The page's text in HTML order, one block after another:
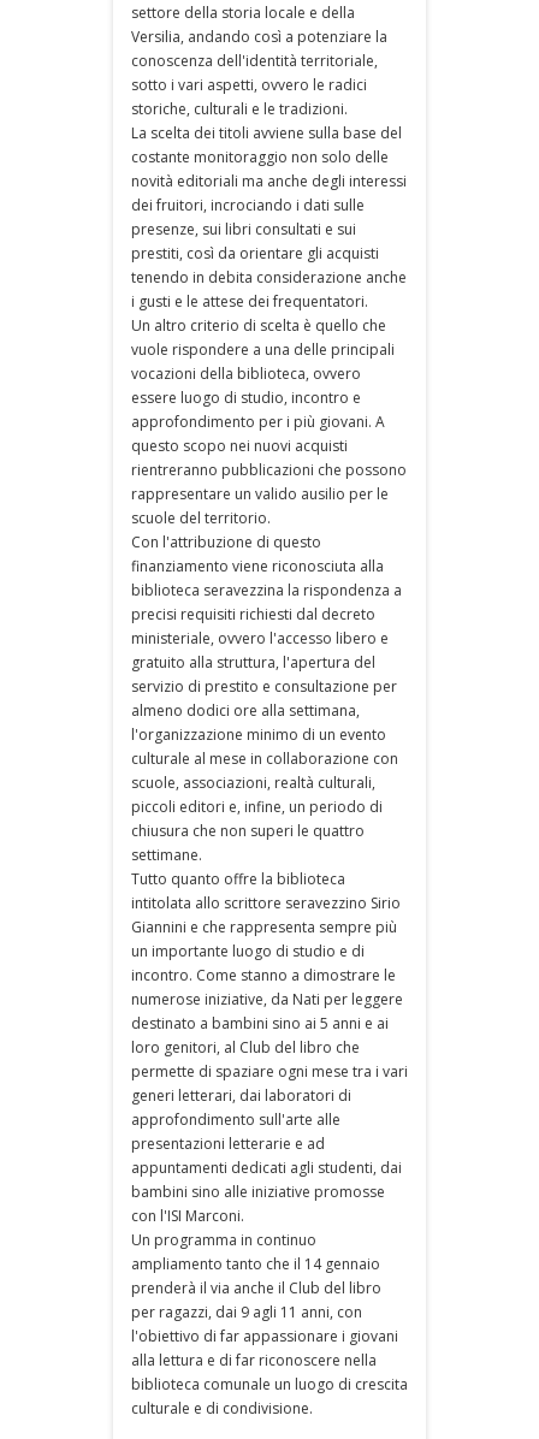
settore della storia locale e della
Versilia, andando così a potenziare la
conoscenza dell'identità territoriale,
sotto i vari aspetti, ovvero le radici
storiche, culturali e le tradizioni.
La scelta dei titoli avviene sulla base del
costante monitoraggio non solo delle
novità editoriali ma anche degli interessi
dei fruitori, incrociando i dati sulle
presenze, sui libri consultati e sui
prestiti, così da orientare gli acquisti
tenendo in debita considerazione anche
i gusti e le attese dei frequentatori.
Un altro criterio di scelta è quello che
vuole rispondere a una delle principali
vocazioni della biblioteca, ovvero
essere luogo di studio, incontro e
approfondimento per i più giovani. A
questo scopo nei nuovi acquisti
rientreranno pubblicazioni che possono
rappresentare un valido ausilio per le
scuole del territorio.
Con l'attribuzione di questo
finanziamento viene riconosciuta alla
biblioteca seravezzina la rispondenza a
precisi requisiti richiesti dal decreto
ministeriale, ovvero l'accesso libero e
gratuito alla struttura, l'apertura del
servizio di prestito e consultazione per
almeno dodici ore alla settimana,
l'organizzazione minimo di un evento
culturale al mese in collaborazione con
scuole, associazioni, realtà culturali,
piccoli editori e, infine, un periodo di
chiusura che non superi le quattro
settimane.
Tutto quanto offre la biblioteca
intitolata allo scrittore seravezzino Sirio
Giannini e che rappresenta sempre più
un importante luogo di studio e di
incontro. Come stanno a dimostrare le
numerose iniziative, da Nati per leggere
destinato a bambini sino ai 5 anni e ai
loro genitori, al Club del libro che
permette di spaziare ogni mese tra i vari
generi letterari, dai laboratori di
approfondimento sull'arte alle
presentazioni letterarie e ad
appuntamenti dedicati agli studenti, dai
bambini sino alle iniziative promosse
con l'ISI Marconi.
Un programma in continuo
ampliamento tanto che il 14 gennaio
prenderà il via anche il Club del libro
per ragazzi, dai 9 agli 11 anni, con
l'obiettivo di far appassionare i giovani
alla lettura e di far riconoscere nella
biblioteca comunale un luogo di crescita
culturale e di condivisione.